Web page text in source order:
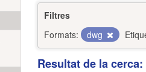
Filtres
Formats:
dwg
Resultat de la